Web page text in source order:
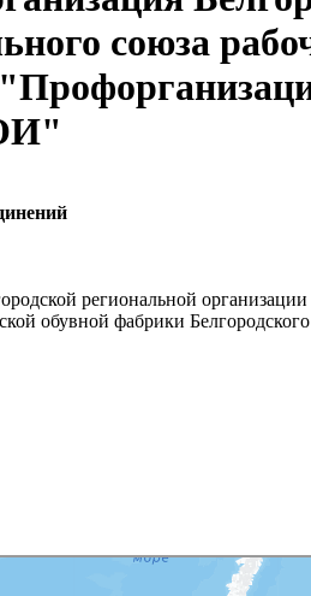
союза
региональной
обувной фабрики